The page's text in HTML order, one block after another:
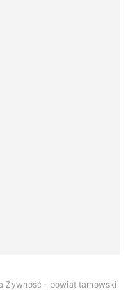
Żywność - powiat tarnowski